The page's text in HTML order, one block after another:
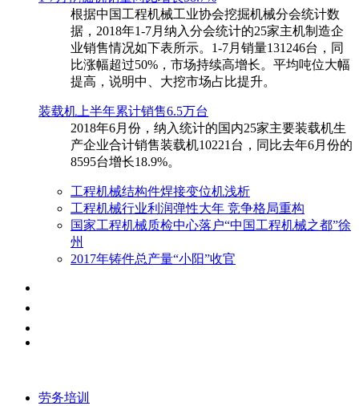
根据中国工程机械工业协会挖掘机械分会统计数
据，2018年1-7月纳入分会统计的25家主机制造企
业销售情况如下表所示。1-7月销量131246台，同
比涨幅超过50%，市场持续高增长。平均吨位大幅
提高，说明中、大挖市场占比提升。
装载机上半年累计销售6.5万台
​2018年6月份，纳入统计的国内25家主要装载机生
产企业合计销售装载机10221台，同比去年6月份的
8595台增长18.9%。
工程机械结构件焊接变位机浅析
工程机械行业利润弹性大年 竞争格局重构
国家工程机械质检中心落户“中国工程机械之都”徐
州
2017年铸件总产量“小阳”收官
劳务培训